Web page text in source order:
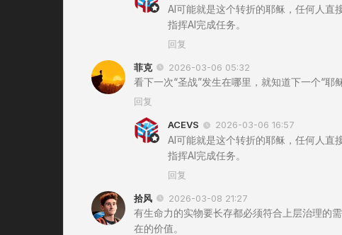
AI可能就是这个转折的耶稣，任何人直
指挥AI完成任务。
回复
菲克 2026-03-06 05:32
看下一次“圣战”发生在哪里，就知道下一个“耶
回复
ACEVS 2026-03-06 16:57
AI可能就是这个转折的耶稣，任何人直
指挥AI完成任务。
回复
拾风 2026-03-08 21:27
有生命力的实物要长存都必须符合上层治理的
在的价值。